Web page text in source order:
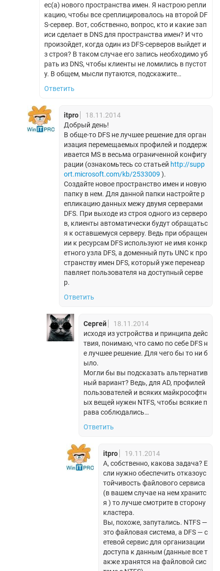
ес(а) нового пространства имен. Я настрою репли
кацию, чтобы все среплицировалось на второй DF
S-сервер. Вот, собственно, вопрос, кто и какие зап
иси сделает в DNS для пространства имен? И что
произойдет, когда один из DFS-серверов выйдет и
з строя? В таком случае его запись необходимо уб
рать из DNS, чтобы клиенты не ломились в пустот
у. В общем, мысли путаются, подскажите…
Ответить
itpro
18.11.2014
Добрый день!
В обще-то DFS не лучшее решение для орган
изация перемещаемых профилей и поддерж
ивается MS в весьма ограниченной конфигу
рации (ознакомьтесь со статьей http://supp
ort.microsoft.com/kb/2533009 ).
Создайте новое пространство имен и новую
папку в нем. Для данной папки настройте р
епликацию данных межу двумя серверами
DFS. При выходе из строя одного из серверо
в, клиенты автоматически будут обращатьс
я к оставшемуся серверу. Ведь при обращен
ии к ресурсам DFS используют не имя конкр
етного узла DFS, а доменный путь UNC к про
странству имен DFS, который уже перенеар
павляет пользователя на доступный серве
р.
Ответить
Сергей
18.11.2014
исходя из устройства и принципа дейс
твия, понимаю, что само по себе DFS н
е лучшее решение. Для чего бы то ни б
ыло.
Могли бы вы подсказать альтернатив
ный вариант? Ведь, для AD, профилей
пользователей и всяких майкрософтн
ых вещей нужен NTFS, чтобы всякие п
рава соблюдались…
Ответить
itpro
19.11.2014
А, собственно, какова задача? Е
сли нужно обеспечить отказоус
тойчивость файлового сервиса
(в вашем случае на нем хранитс
я ) то лучше смотрите в сторону
кластера.
Вы, похоже, запутались. NTFS —
это файловая система, а DFS — с
етевой сервис для организации
доступа к данным (данные все т
акже хранятся на файловой сис